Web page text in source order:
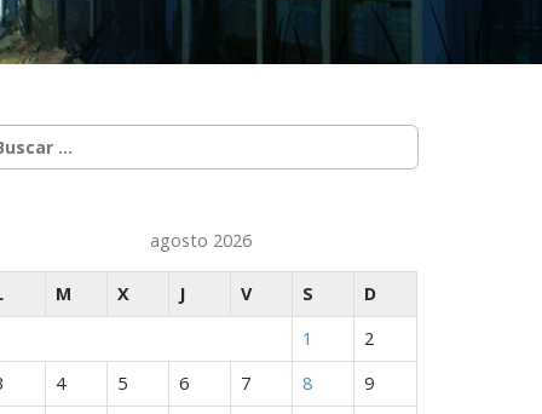
agosto 2026
M X J V S
D
1
2
4 5 6 7 8
9